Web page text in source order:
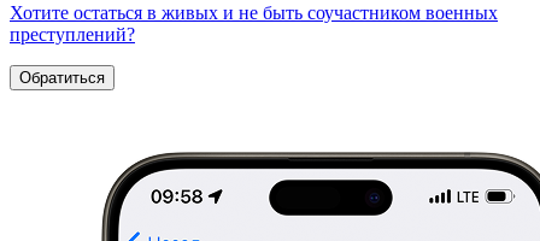
Хотите остаться в живых и не быть соучастником военных
преступлений?
Обратиться